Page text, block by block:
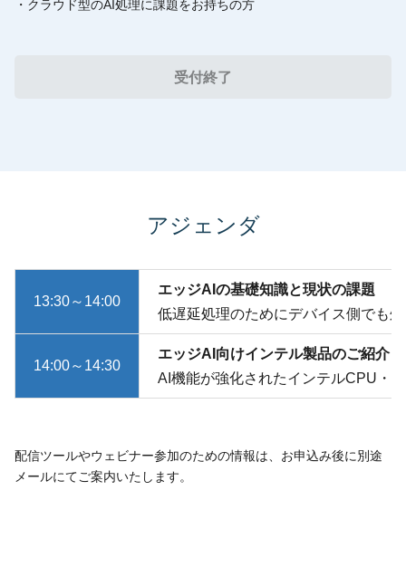
・クラウド型のAI処理に課題をお持ちの方
受付終了
アジェンダ
13:30～14:00
エッジAIの基礎知識と現状の課題
低遅延処理のためにデバイス側でも
14:00～14:30
エッジAI向けインテル製品のご紹介
AI機能が強化されたインテルCPU・
配信ツールやウェビナー参加のための情報は、お申込み後に別途
メールにてご案内いたします。